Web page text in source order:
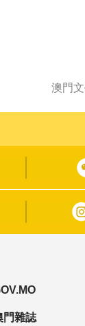
澳門
門雜誌